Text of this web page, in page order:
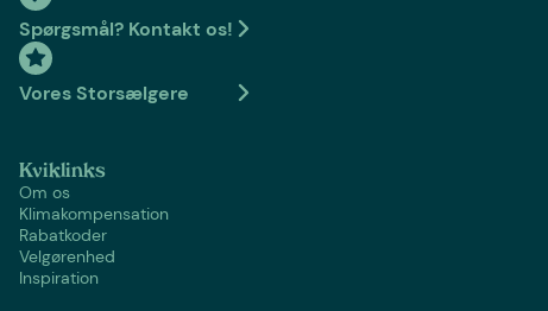
Spørgsmål? Kontakt os!
Vores Storsælgere
Kviklinks
Om os
Klimakompensation
Rabatkoder
Velgørenhed
Inspiration